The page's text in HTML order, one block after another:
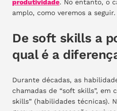
produtividade. No entanto, o
amplo, como veremos a seguir.
De soft skills a
qual é a
Durante décadas, as
chamadas de “soft skills”, em
skills” (habilidades técnicas).